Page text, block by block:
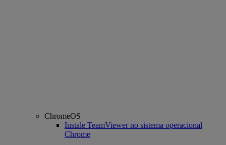
ChromeOS
Instale TeamViewer no sistema operacional
Chrome